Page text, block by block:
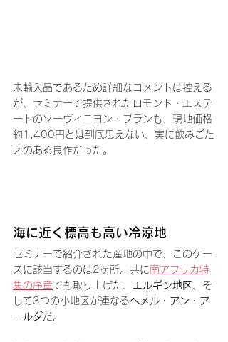
未輸入品であるため詳細なコメントは控える
が、セミナーで提供されたロモンド・エステ
ートのソーヴィニヨン・ブランも、現地価格
約1,400円とは到底思えない、実に飲みごた
えのある良作だった。
海に近く標高も高い冷涼地
セミナーで紹介された産地の中で、このケー
スに該当するのは2ヶ所。共に南アフリカ特
集の序章でも取り上げた、 エルギン地区
、そ
して3つの小地区が連なるへメル・アン・ア
ールダだ。